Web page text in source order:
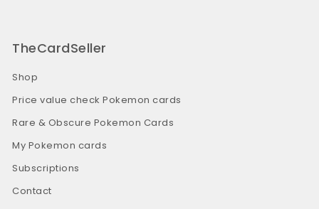
TheCardSeller
Shop
Price value check Pokemon cards
Rare & Obscure Pokemon Cards
My Pokemon cards
Subscriptions
Contact